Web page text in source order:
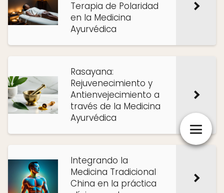
Terapia de Polaridad
en la Medicina
Ayurvédica
Rasayana:
Rejuvenecimiento y
Antienvejecimiento a
través de la Medicina
Ayurvédica
Integrando la
Medicina Tradicional
China en la práctica